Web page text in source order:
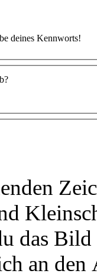
deines Kennworts!
das
an